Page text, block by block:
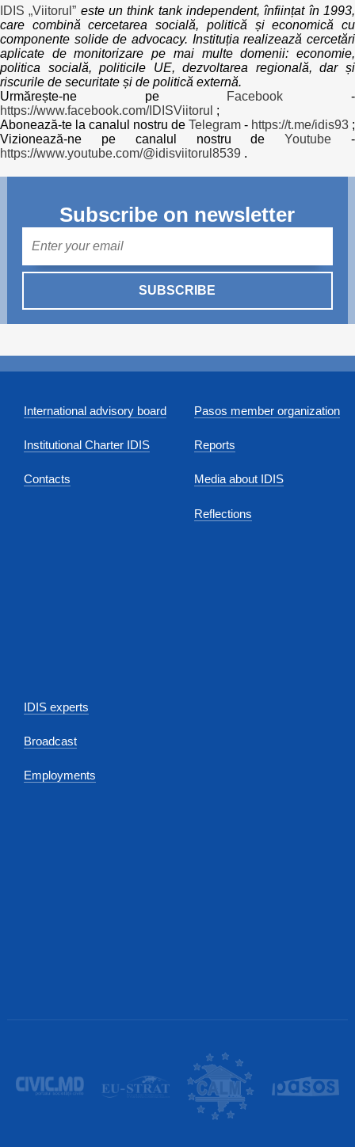
IDIS „Viitorul” este un think tank independent, înființat în 1993,
care combină cercetarea socială, politică și economică cu
componente solide de advocacy. Instituția realizează cercetări
aplicate de monitorizare pe mai multe domenii: economie,
politica socială, politicile UE, dezvoltarea regională, dar și
riscurile de securitate și de politică externă.
Urmărește-ne pe Facebook -
https://www.facebook.com/IDISViitorul ;
Abonează-te la canalul nostru de Telegram - https://t.me/idis93 ;
Vizionează-ne pe canalul nostru deYoutube -
https://www.youtube.com/@idisviitorul8539 .
Subscribe on newsletter
SUBSCRIBE
International advisory board
Institutional Charter IDIS
Contacts
Pasos member organization
Reports
Media about IDIS
Reflections
IDIS experts
Broadcast
Employments